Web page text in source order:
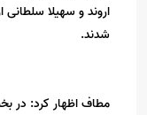
اروند و سهیلا سلطانی
شدند.
مطاف اظهار کرد: در